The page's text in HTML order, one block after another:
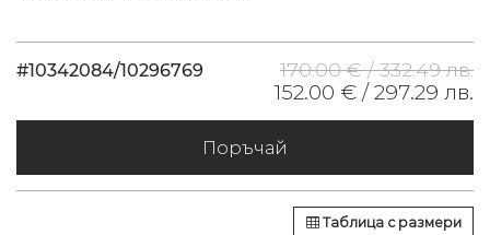
#10342084/10296769 170.00 € /332.49 лв.
152.00 € /297.29 лв.
Поръчай
Таблица с размери